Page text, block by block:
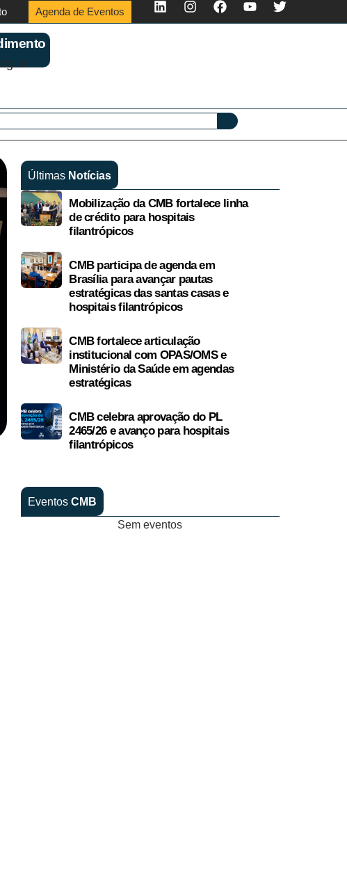
Agenda de Eventos
Últimas Notícias
Mobilização da CMB fortalece linha
de crédito para hospitais
filantrópicos
CMB participa de agenda em
Brasília para avançar pautas
estratégicas das santas casas e
hospitais filantrópicos
CMB fortalece articulação
institucional com OPAS/OMS e
Ministério da Saúde em agendas
estratégicas
CMB celebra aprovação do PL
2465/26 e avanço para hospitais
filantrópicos
Eventos CMB
Sem eventos